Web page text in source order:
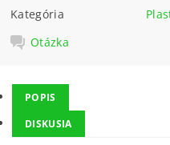
Kategória
Otázka
POPIS
DISKUSIA